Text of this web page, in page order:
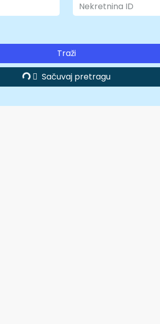
Traži
Sačuvaj pretragu